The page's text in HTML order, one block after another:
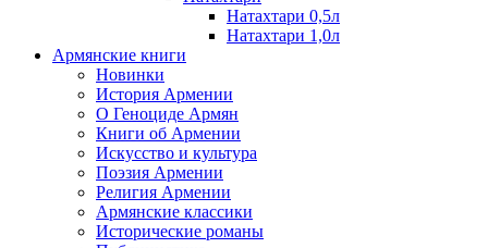
Натахтари 0,5л
Натахтари 1,0л
Армянские книги
Новинки
История Армении
О Геноциде Армян
Книги об Армении
Иcкусство и культура
Поэзия Армении
Религия Армении
Армянские классики
Исторические романы